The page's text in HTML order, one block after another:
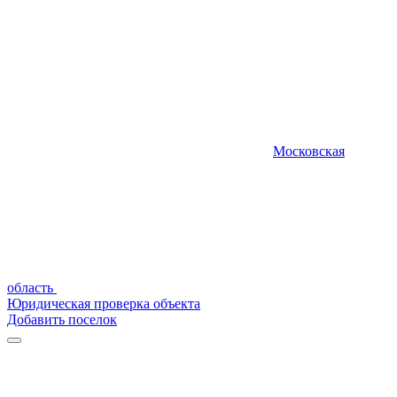
Московская
область
Юридическая проверка объекта
Добавить поселок